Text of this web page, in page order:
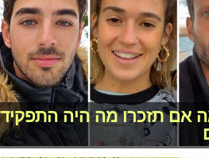
אם תזכרו מה היה התפקיד